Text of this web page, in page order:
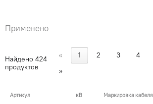
Применено
Найдено 424
продуктов
« 1 2 3 4
»
Артикул кВ Маркировка кабеля